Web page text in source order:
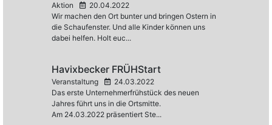
Aktion
20.04.2022
Wir machen den Ort bunter und bringen Ostern in
die Schaufenster. Und alle Kinder können uns
dabei helfen. Holt euc...
Havixbecker FRÜHStart
Veranstaltung
24.03.2022
Das erste Unternehmerfrühstück des neuen
Jahres führt uns in die Ortsmitte.
Am 24.03.2022 präsentiert Ste...